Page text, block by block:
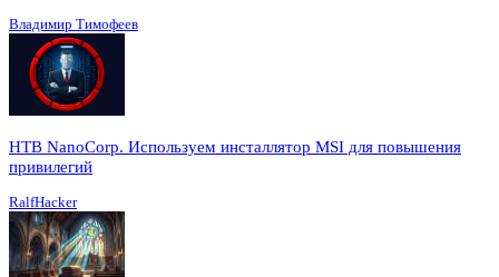
Владимир Тимофеев
HTB NanoCorp. Используем инсталлятор MSI для повышения
привилегий
RalfHacker